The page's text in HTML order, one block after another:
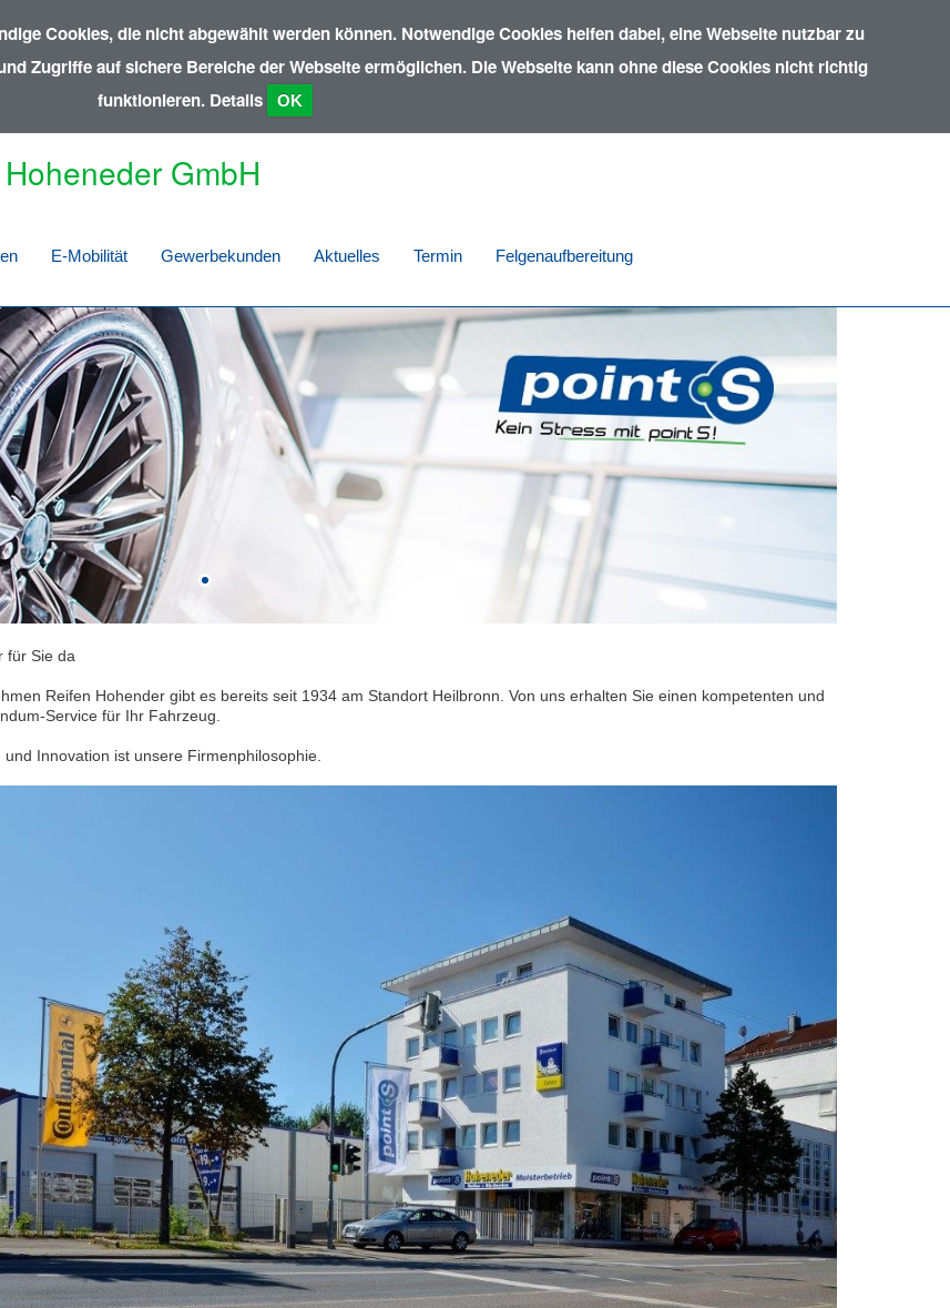
Cookies, die nicht abgewählt werden können. Notwendige Cookies helfen dabei, eine Webseite nutzbar zu
Zugriffe auf sichere Bereiche der Webseite ermöglichen. Die Webseite kann ohne diese Cookies nicht richtig
funktionieren. Details OK
GmbH
E-Mobilität Gewerbekunden Aktuelles Termin
Felgenaufbereitung
für Sie da
Reifen Hohender gibt es bereits seit 1934 am Standort Heilbronn. Von uns erhalten Sie einen kompetenten und
Service für Ihr Fahrzeug.
und Innovation ist unsere Firmenphilosophie.